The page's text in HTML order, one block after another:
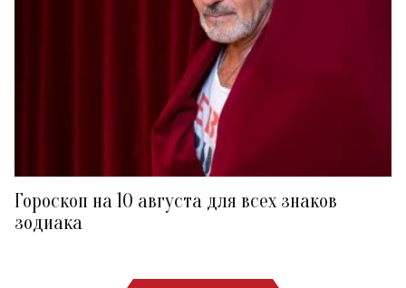
Гороскоп на 10 августа для всех знаков
зодиака